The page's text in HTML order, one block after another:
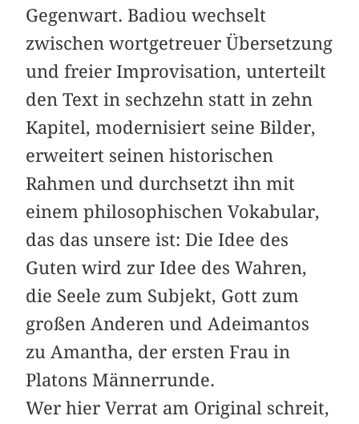
Gegenwart. Badiou wechselt
zwischen wortgetreuer Übersetzung
und freier Improvisation, unterteilt
den Text in sechzehn statt in zehn
Kapitel, modernisiert seine Bilder,
erweitert seinen historischen
Rahmen und durchsetzt ihn mit
einem philosophischen Vokabular,
das das unsere ist: Die Idee des
Guten wird zur Idee des Wahren,
die Seele zum Subjekt, Gott zum
großen Anderen und Adeimantos
zu Amantha, der ersten Frau in
Platons Männerrunde.
Wer hier Verrat am Original schreit,